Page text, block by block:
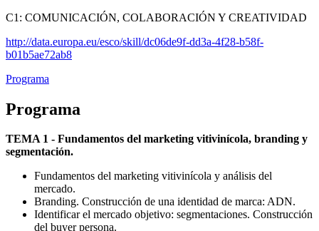
C1: COMUNICACIÓN, COLABORACIÓN Y CREATIVIDAD
http://data.europa.eu/esco/skill/dc06de9f-dd3a-4f28-b58f-
b01b5ae72ab8
Programa
Programa
TEMA 1 - Fundamentos del marketing vitivinícola, branding y
segmentación.
Fundamentos del marketing vitivinícola y análisis del
mercado.
Branding. Construcción de una identidad de marca: ADN.
Identificar el mercado objetivo: segmentaciones. Construcción
del buyer persona.